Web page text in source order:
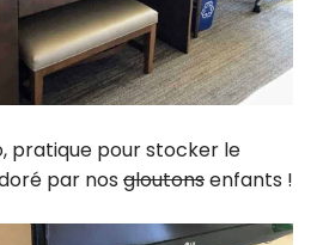
pratique pour stocker le
par nos gloutonsenfants !